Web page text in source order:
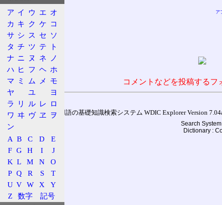
ア
コメントなどを投稿する
通信用語の基礎知識検索システム WDIC Explorer Version
Search
Dictionary :
ア イ ウ エ オ
カ キ ク ケ コ
サ シ ス セ ソ
タ チ ツ テ
ト
ナ ニ ヌ ネ
ノ
ハ ヒ フ ヘ ホ
マ ミ ム メ
モ
ヤ
ユ
ヨ
ラ
リ ル レ ロ
ワ ヰ ヴ ヱ
ヲ
ン
A B C D
E
F G H I
J
K L M N
O
P Q R S
T
U V W X
Y
Z
数字 記号